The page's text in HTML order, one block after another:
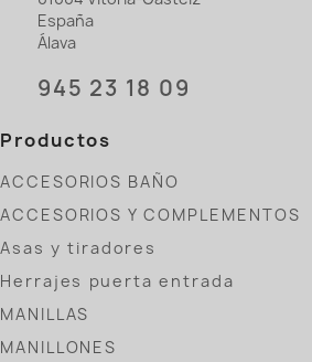
España
Álava
945 23 18 09
Productos
ACCESORIOS BAÑO
ACCESORIOS Y COMPLEMENTOS
Asas y tiradores
Herrajes puerta entrada
MANILLAS
MANILLONES